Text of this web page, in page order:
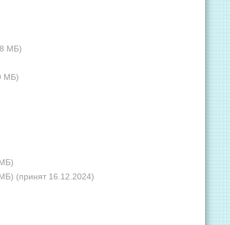
МБ)
МБ)
(принят 16.12.2024)